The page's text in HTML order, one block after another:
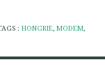
:HONGRIE,MODEM,